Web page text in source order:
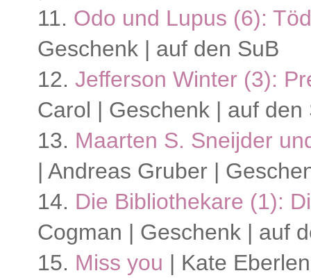
11. Odo und Lupus (6):
Geschenk | auf den SuB
12. Jefferson Winter (3):
Carol | Geschenk | auf den
13. Maarten S. Sneijder
| Andreas Gruber |
14. Die Bibliothekare (1):
Cogman | Geschenk | auf
15. Miss you | Kate